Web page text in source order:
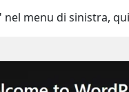
nel menu di sinistra,